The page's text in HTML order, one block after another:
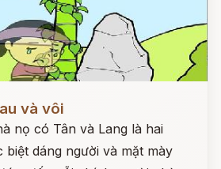
và vôi
nọ có Tân và Lang là hai
dáng người và mặt mày